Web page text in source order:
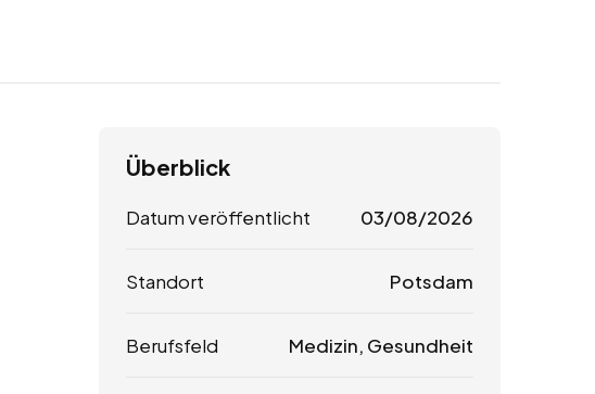
Überblick
Datum veröffentlicht 03/08/2026
Standort Potsdam
Berufsfeld Medizin, Gesundheit